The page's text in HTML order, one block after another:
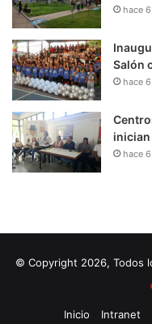
hace
Salón
hace
inician
hace
© Copyright 2026, Todos
Inicio
Intranet